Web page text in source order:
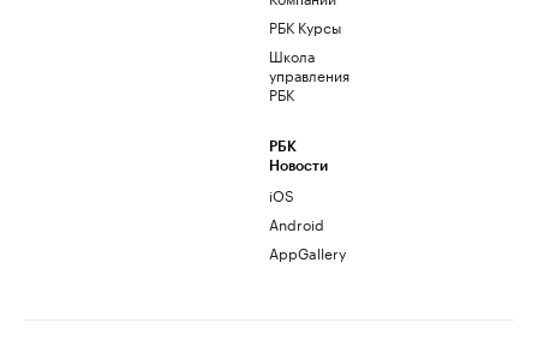
РБК Курсы
Школа
управления
РБК
РБК
Новости
iOS
Android
AppGallery